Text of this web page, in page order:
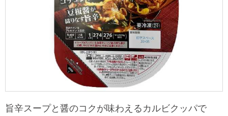
商品カテゴリ一覧
セブンプレミアム
食の安全・安心への取組み
ギフト
マルチコピー機でできること
マルチコピー機でできることトップ
コピー
宅配便
チケットサービス
企業情報トップ
ニュースリリース
企業理念
私たちの取組み
サステナビリティ
サステナビリティトップ
セブン＆アイ・ホールディングスの重点課題
旨辛スープと醤のコクが味わえるカルビクッパで